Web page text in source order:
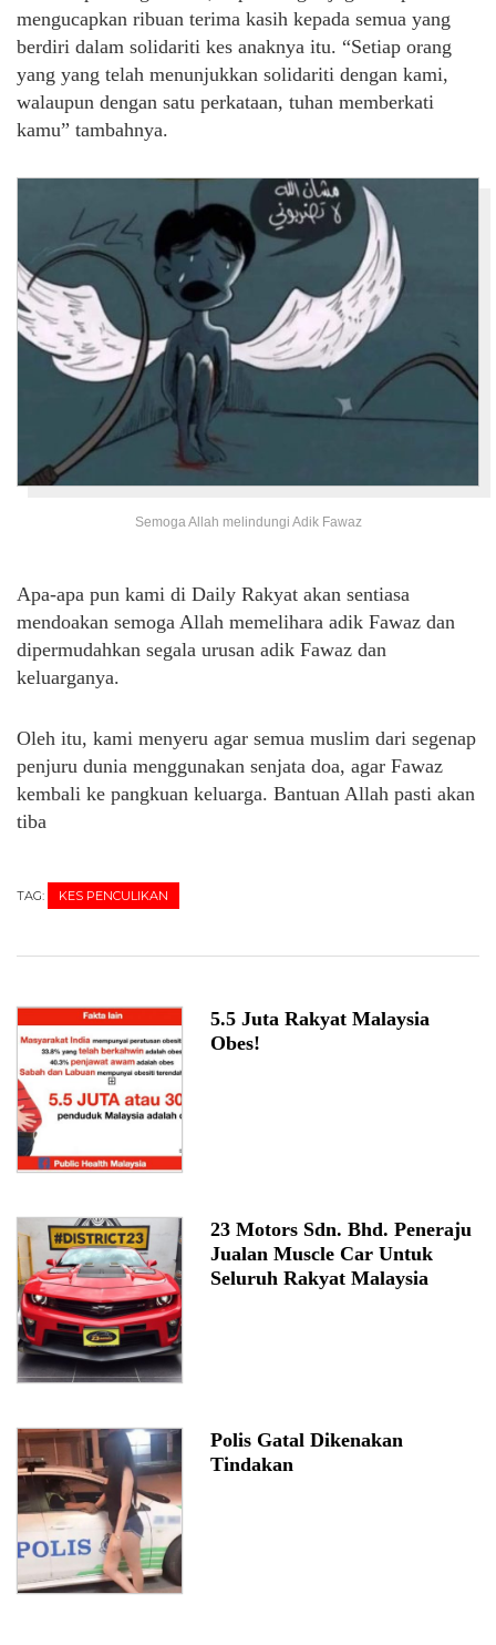
mengucapkan ribuan terima kasih kepada semua yang
berdiri dalam solidariti kes anaknya itu. “Setiap orang
yang yang telah menunjukkan solidariti dengan kami,
walaupun dengan satu perkataan, tuhan memberkati
kamu” tambahnya.
Semoga Allah melindungi Adik Fawaz
Apa-apa pun kami di Daily Rakyat akan sentiasa
mendoakan semoga Allah memelihara adik Fawaz dan
dipermudahkan segala urusan adik Fawaz dan
keluarganya.
Oleh itu, kami menyeru agar semua muslim dari segenap
penjuru dunia menggunakan senjata doa, agar Fawaz
kembali ke pangkuan keluarga. Bantuan Allah pasti akan
tiba
TAG: KES PENCULIKAN
5.5 Juta Rakyat Malaysia
Obes!
23 Motors Sdn. Bhd. Peneraju
Jualan Muscle Car Untuk
Seluruh Rakyat Malaysia
Polis Gatal Dikenakan
Tindakan